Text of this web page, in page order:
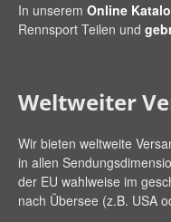
In unserem Online
Rennsport Teilen und
Weltweiter
Wir bieten weltweite
in allen
der EU wahlweise im
nach Übersee (z.B. USA